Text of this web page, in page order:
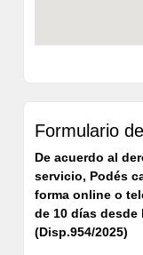
Formulario
De acuerdo al
servicio, Podés
forma online o
de 10 días desde
(Disp.954/2025)